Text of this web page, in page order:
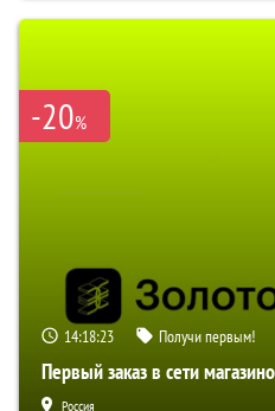
-20%
14:18:22 Получи первым!
Первый заказ в сети
Россия